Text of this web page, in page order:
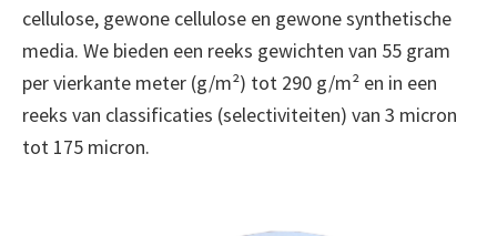
cellulose, gewone cellulose en gewone synthetische
media. We bieden een reeks gewichten van 55 gram
per vierkante meter (g/m²) tot 290 g/m² en in een
reeks van classificaties (selectiviteiten) van 3 micron
tot 175 micron.